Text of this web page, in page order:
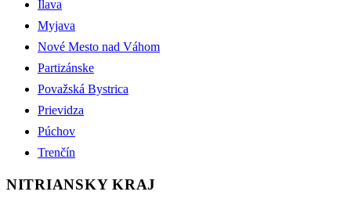
Ilava
Myjava
Nové Mesto nad Váhom
Partizánske
Považská Bystrica
Prievidza
Púchov
Trenčín
NITRIANSKY KRAJ